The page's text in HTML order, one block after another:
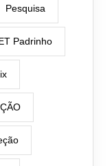
Pesquisa
Padrinho